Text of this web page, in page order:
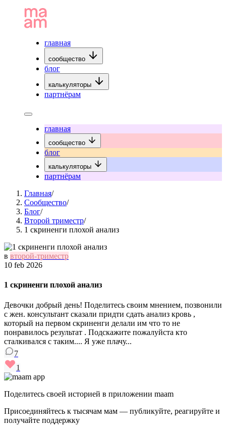
главная
сообщество
блог
калькуляторы
партнёрам
главная
сообщество
блог
калькуляторы
партнёрам
Главная/
Сообщество/
Блог/
Второй триместр/
1 скриненги плохой анализ
в второй-триместр
10 feb 2026
1 скриненги плохой анализ
Девочки добрый день! Поделитесь своим мнением, позвонили
с жен. консультант сказали придти сдать анализ кровь ,
который на первом скриненги делали им что то не
понравилось результат . Подскажите пожалуйста кто
сталкивался с таким.... Я уже плачу...
7
1
Поделитесь своей историей в приложении maam
Присоединяйтесь к тысячам мам — публикуйте, реагируйте и
получайте поддержку